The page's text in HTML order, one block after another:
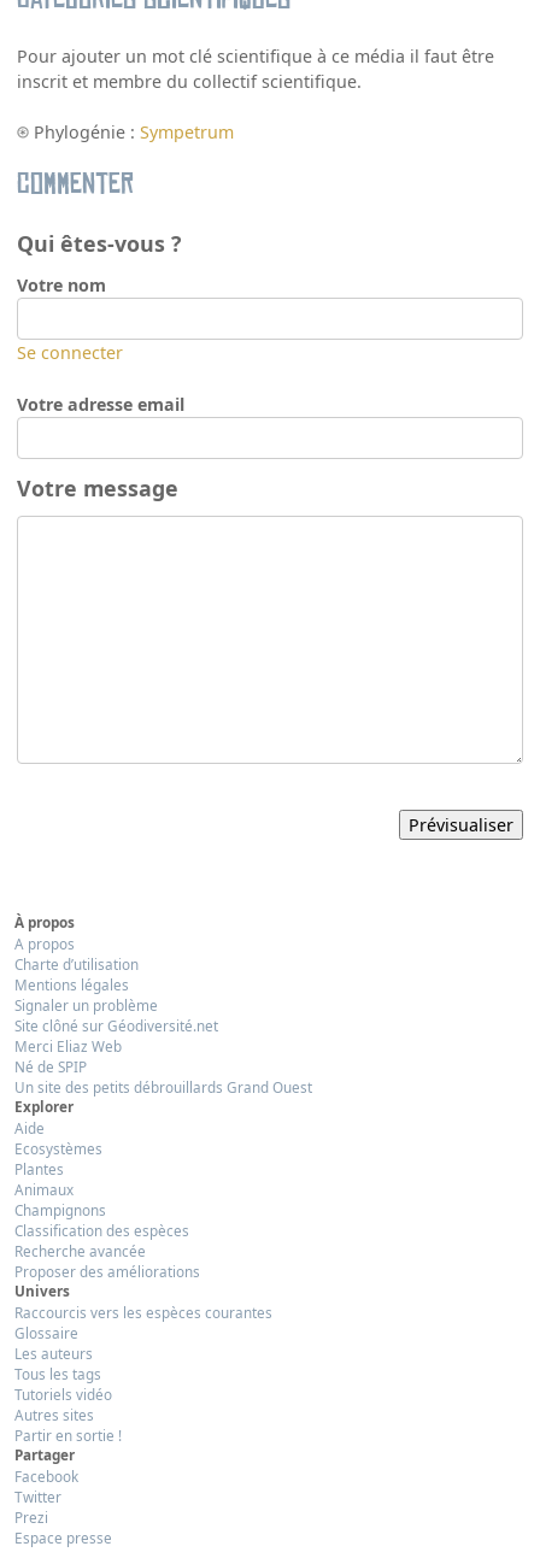
Pour ajouter un mot clé scientifique à ce média il faut être
inscrit et membre du collectif scientifique.
Phylogénie :Sympetrum
Commenter
Qui êtes-vous ?
Votre nom
Se connecter
Votre adresse email
Votre message
À propos
A propos
Charte d’utilisation
Mentions légales
Signaler un problème
Site clôné sur Géodiversité.net
Merci Eliaz Web
Né de SPIP
Un site des petits débrouillards Grand Ouest
Explorer
Aide
Ecosystèmes
Plantes
Animaux
Champignons
Classification des espèces
Recherche avancée
Proposer des améliorations
Univers
Raccourcis vers les espèces courantes
Glossaire
Les auteurs
Tous les tags
Tutoriels vidéo
Autres sites
Partir en sortie !
Partager
Facebook
Twitter
Prezi
Espace presse